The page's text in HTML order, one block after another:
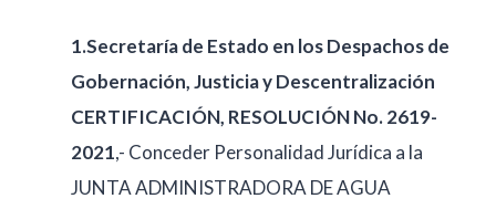
1.Secretaría de Estado en los Despachos de
Gobernación, Justicia y Descentralización
CERTIFICACIÓN, RESOLUCIÓN No. 2619-
2021,- Conceder Personalidad Jurídica a la
JUNTA ADMINISTRADORA DE AGUA